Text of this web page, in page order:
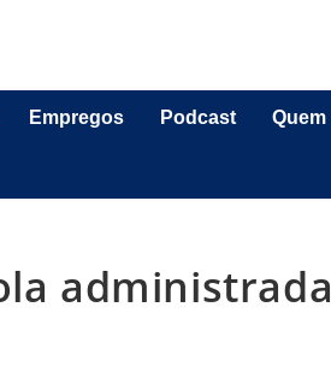
Empregos Podcast